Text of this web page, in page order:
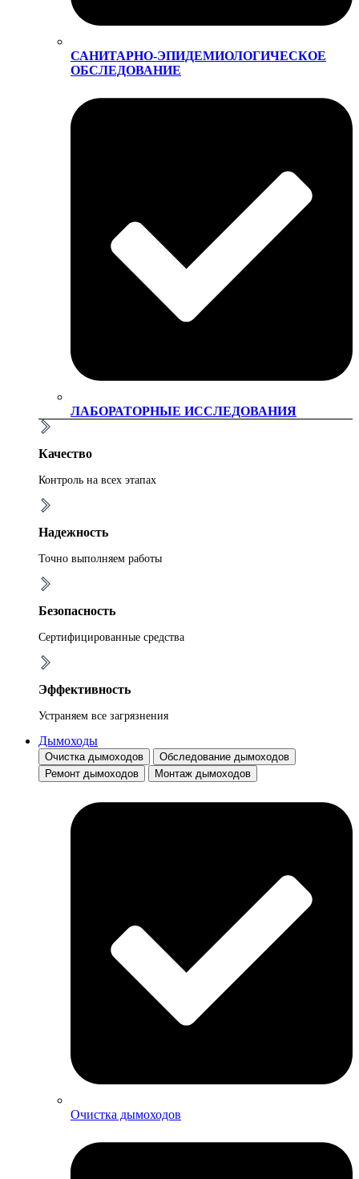
САНИТАРНО-ЭПИДЕМИОЛОГИЧЕСКОЕ
ОБСЛЕДОВАНИЕ
ЛАБОРАТОРНЫЕ ИССЛЕДОВАНИЯ
Качество
Контроль на всех этапах
Надежность
Точно выполняем работы
Безопасность
Сертифицированные средства
Эффективность
Устраняем все загрязнения
Дымоходы
Очистка дымоходов
Обследование дымоходов
Ремонт дымоходов
Монтаж дымоходов
Очистка дымоходов